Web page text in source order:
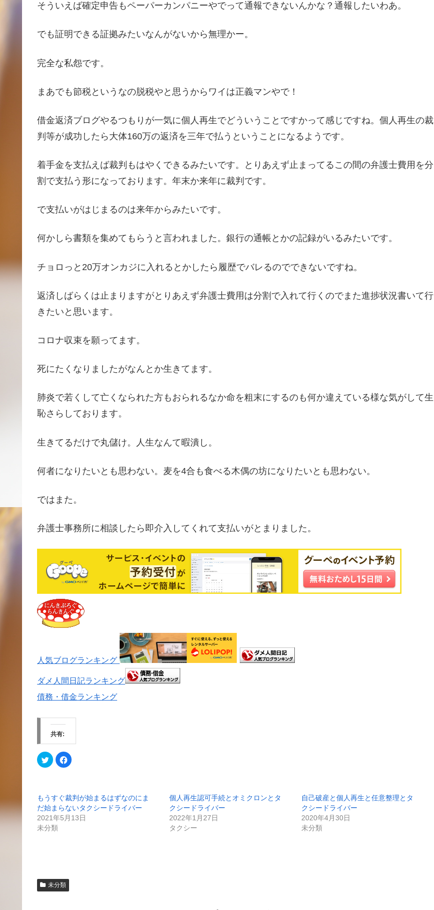
そういえば確定申告もペーパーカンパニーやでって通報できないんかな？通報したいわあ。
でも証明できる証拠みたいなんがないから無理かー。
完全な私怨です。
まあでも節税というなの脱税やと思うからワイは正義マンやで！
借金返済ブログやるつもりが一気に個人再生でどういうことですかって感じですね。個人再生の裁
判等が成功したら大体160万の返済を三年で払うということになるようです。
着手金を支払えば裁判もはやくできるみたいです。とりあえず止まってるこの間の弁護士費用を分
割で支払う形になっております。年末か来年に裁判です。
で支払いがはじまるのは来年からみたいです。
何かしら書類を集めてもらうと言われました。銀行の通帳とかの記録がいるみたいです。
チョロっと20万オンカジに入れるとかしたら履歴でバレるのでできないですね。
返済しばらくは止まりますがとりあえず弁護士費用は分割で入れて行くのでまた進捗状況書いて行
きたいと思います。
コロナ収束を願ってます。
死にたくなりましたがなんとか生きてます。
肺炎で若くして亡くなられた方もおられるなか命を粗末にするのも何か違えている様な気がして生
恥さらしております。
生きてるだけで丸儲け。人生なんて暇潰し。
何者になりたいとも思わない。麦を4合も食べる木偶の坊になりたいとも思わない。
ではまた。
弁護士事務所に相談したら即介入してくれて支払いがとまりました。
人気ブログランキング
ダメ人間日記ランキング
債務・借金ランキング
共有:
ク
リ
w
i
t
t
e
r
ウ
ィ
ン
F
a
o
k
で
共
有
す
て
だ
もうすぐ裁判が始まるはずなのにま
だ始まらないタクシードライバー
2021年5月13日
未分類
個人再生認可手続とオミクロンとタ
クシードライバー
2022年1月27日
タクシー
自己破産と個人再生と任意整理とタ
クシードライバー
2020年4月30日
未分類
未分類